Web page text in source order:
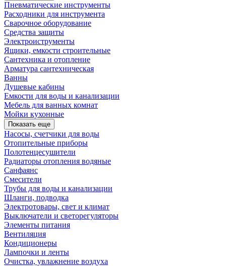
Пневматические инструменты
Расходники для инструмента
Сварочное оборудование
Средства защиты
Электроиструменты
Ящики, емкости строительные
Сантехника и отопление
Арматура сантехническая
Ванны
Душевые кабины
Емкости для воды и канализации
Мебель для ванных комнат
Мойки кухонные
Показать еще
Насосы, счетчики для воды
Отопительные приборы
Полотенцесушители
Радиаторы отопления водяные
Санфаянс
Смесители
Трубы для воды и канализации
Шланги, подводка
Электротовары, свет и климат
Выключатели и светорегуляторы
Элементы питания
Вентиляция
Кондиционеры
Лампочки и ленты
Очистка, увлажнение воздуха